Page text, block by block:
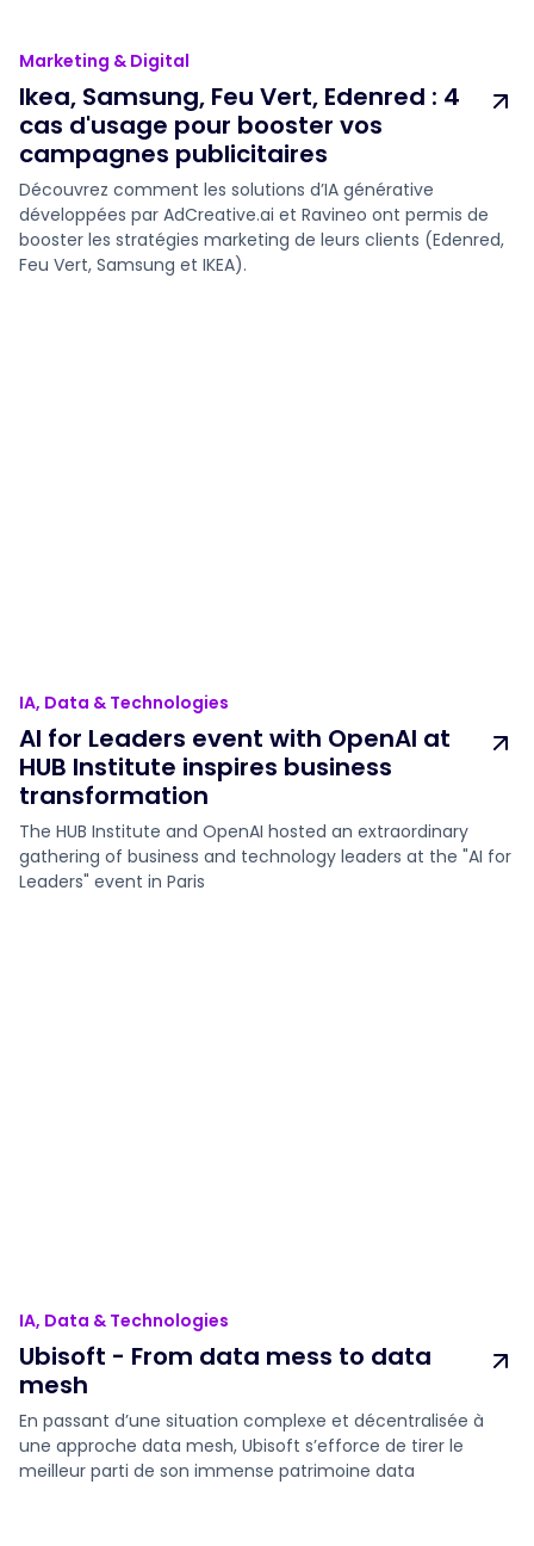
Marketing & Digital
Ikea, Samsung, Feu Vert, Edenred : 4
cas d'usage pour booster vos
campagnes publicitaires
Découvrez comment les solutions d’IA générative
développées par AdCreative.ai et Ravineo ont permis de
booster les stratégies marketing de leurs clients (Edenred,
Feu Vert, Samsung et IKEA).
IA, Data & Technologies
AI for Leaders event with OpenAI at
HUB Institute inspires business
transformation
The HUB Institute and OpenAI hosted an extraordinary
gathering of business and technology leaders at the "AI for
Leaders" event in Paris
IA, Data & Technologies
Ubisoft - From data mess to data
mesh
En passant d’une situation complexe et décentralisée à
une approche data mesh, Ubisoft s’efforce de tirer le
meilleur parti de son immense patrimoine data